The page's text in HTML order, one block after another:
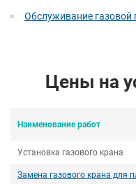
Обслуживание газовой
Цены на
Наименование работ
Установка газового крана
Замена газового крана для